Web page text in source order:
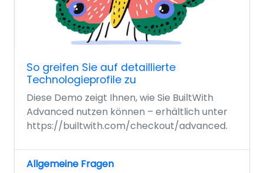
So greifen Sie auf detaillierte
Technologieprofile zu
Diese Demo zeigt Ihnen, wie Sie BuiltWith
Advanced nutzen können – erhältlich unter
https://builtwith.com/checkout/advanced.
Allgemeine Fragen